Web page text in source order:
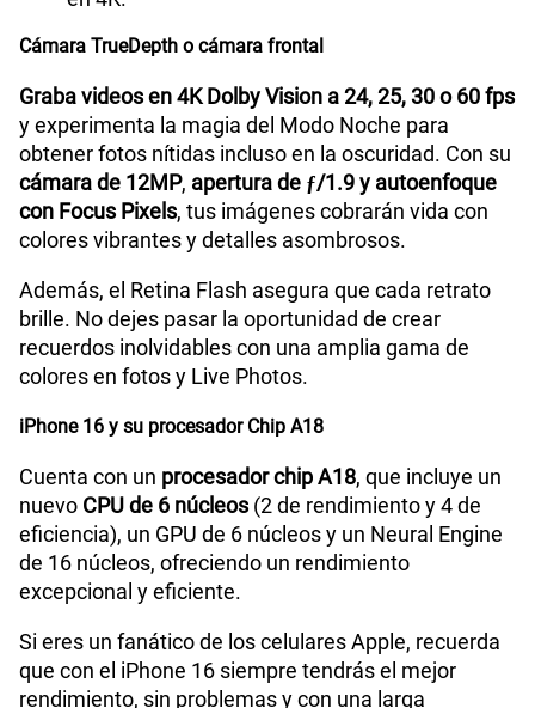
el nuevo modelo de Apple!
y cámara lenta en 1080p, tus recuerdos cobrarán
Graba en cámara rápida con estabilización, tanto de
día como de noche. Además, disfruta de un zoom
digital de hasta 6x y la opción de capturar fotos
mientras grabas en 4K.
Otras características incluyen:
Cámara rápida con modo Noche.
Estabilización óptica de imagen por
desplazamiento de sensor (cámara Fusion).
Zoom digital de hasta 6x.
Flash True Tone para una iluminación natural.
1080p y 720p.
Toma de fotos de 8MP mientras grabas videos
en 4K.
Cámara TrueDepth o cámara frontal
Graba videos en 4K Dolby Vision a 24, 25, 30 o 60 fps
y experimenta la magia del Modo Noche para
obtener fotos nítidas incluso en la oscuridad. Con su